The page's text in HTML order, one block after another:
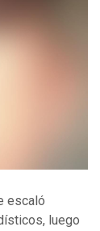
escaló
luego